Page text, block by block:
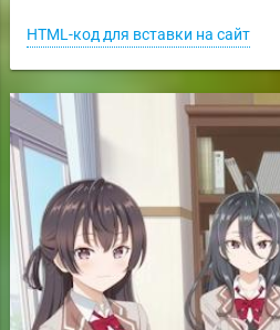
HTML-код для вставки на сайт